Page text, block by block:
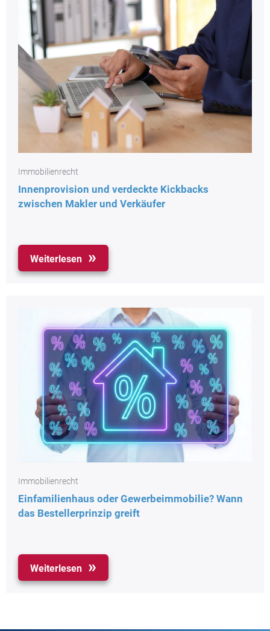
Immobilienrecht
Innenprovision und verdeckte Kickbacks
zwischen Makler und Verkäufer
Weiterlesen
Immobilienrecht
Einfamilienhaus oder Gewerbeimmobilie? Wann
das Bestellerprinzip greift
Weiterlesen